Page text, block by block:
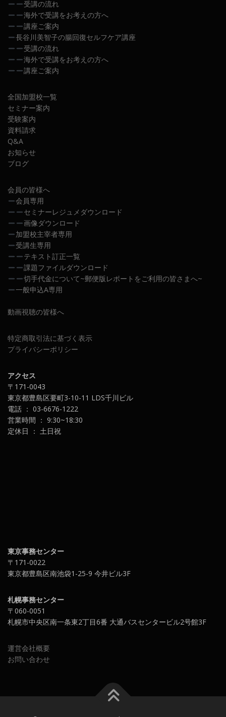
受講の流れ
海外で受講をお考えの方へ
講座ご案内
長谷川美智子の腸回復セルフケア講座
受講の流れ
海外で受講をお考えの方へ
講座ご案内
全国加盟校一覧
セミナー案内
受験案内
資料請求
Q&A
お知らせ
ブログ
会員の皆様へ
会員専用
セミナーレジュメダウンロード
画像ダウンロード
加盟校主宰者専用
受講生専用
テキスト訂正一覧
課題ファイルダウンロード
切手代金について~郵便版レポートをご利用の皆さまへ~
一般申込A専用
動画視聴の皆様へ
特定商取引法に基づく表示
プライバシーポリシー
アクセス
〒171-0043
東京都豊島区要町3-10-11 LDS千川ビル
電話 ： 03-6676-1222
営業時間 ： 9:30~18:30
定休日 ： 土日祝
東京事務センター
〒171-0022
東京都豊島区南池袋1-25-9 今井ビル3F
札幌事務センター
〒060-0051
札幌市中央区南一条東2丁目6番 大通バスセンタービル2号館3F
運営会社概要
お問い合わせ